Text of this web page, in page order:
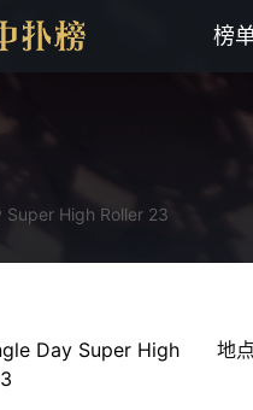
榜
Super High Roller 23
Day Super High
地